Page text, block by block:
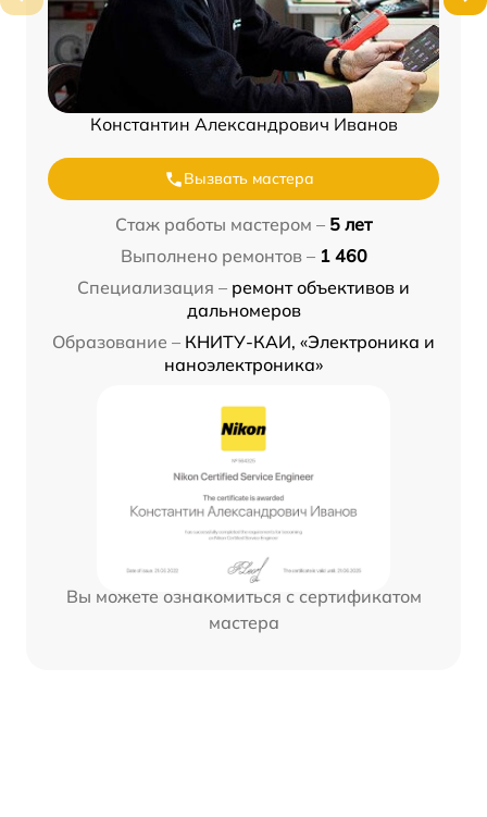
Константин Александрович Иванов
Вызвать мастера
Стаж работы мастером – 5 лет
Выполнено ремонтов – 1 460
Специализация – ремонт объективов и
дальномеров
Образование – КНИТУ-КАИ, «Электроника и
наноэлектроника»
Вы можете ознакомиться с сертификатом
мастера